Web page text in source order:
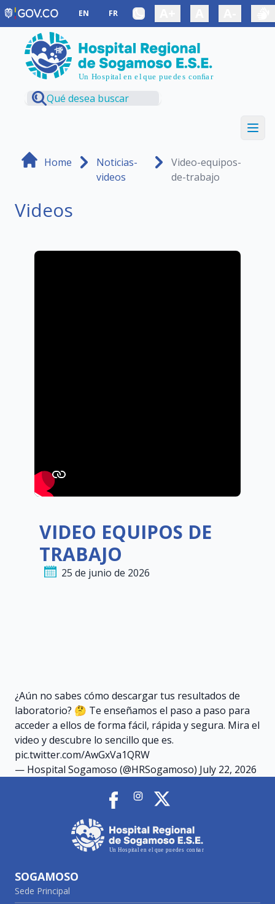
Saltar al contenido principal
EN FR
Home
Noticias-
videos
Video-equipos-
de-trabajo
Videos
VIDEO EQUIPOS DE
TRABAJO
25 de junio de 2026
¿Aún no sabes cómo descargar tus resultados de
laboratorio? 🤔 Te enseñamos el paso a paso para
acceder a ellos de forma fácil, rápida y segura. Mira el
video y descubre lo sencillo que es.
pic.twitter.com/AwGxVa1QRW
— Hospital Sogamoso (@HRSogamoso) July 22, 2026
SOGAMOSO
Sede Principal